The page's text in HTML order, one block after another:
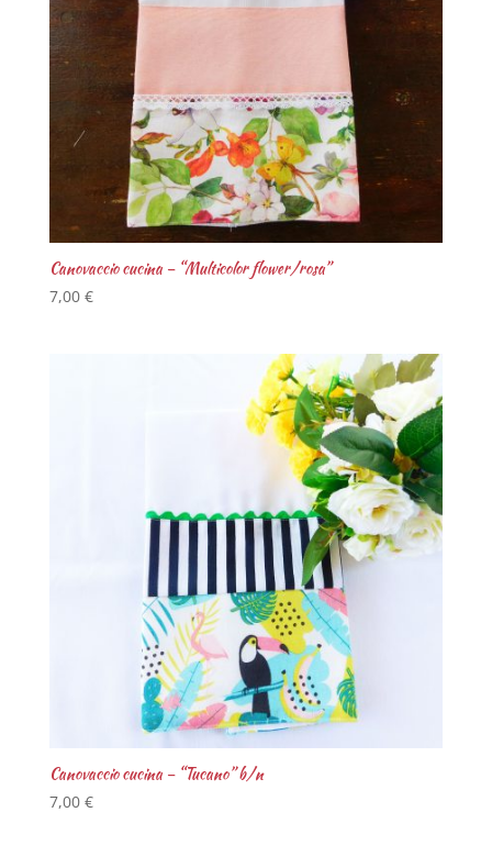
Canovaccio cucina – “Multicolor flower/rosa”
7,00 €
Canovaccio cucina – “Tucano” b/n
7,00 €